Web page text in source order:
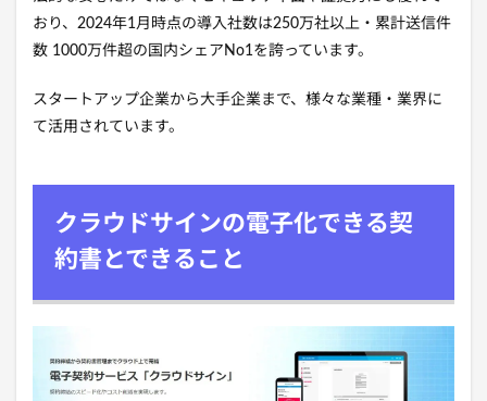
おり、2024年1月時点の導入社数は250万社以上・累計送信件
数 1000万件超の国内シェアNo1を誇っています。
スタートアップ企業から大手企業まで、様々な業種・業界に
て活用されています。
クラウドサインの電子化できる契
約書とできること